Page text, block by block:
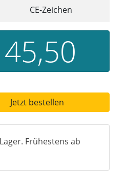
CE-Zeichen
Jetzt bestellen
Frühestens ab